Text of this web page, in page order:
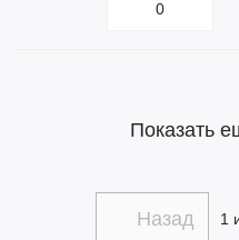
Показать
Назад 1